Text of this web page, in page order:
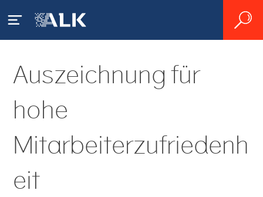
Patienten
Allergie - was ist das?
Pollenallergie
Allergisches Asthma
ALK International
Fachkreise
Unsere Lösungen
Auszeichnung für
hohe
Mitarbeiterzufriedenh
eit